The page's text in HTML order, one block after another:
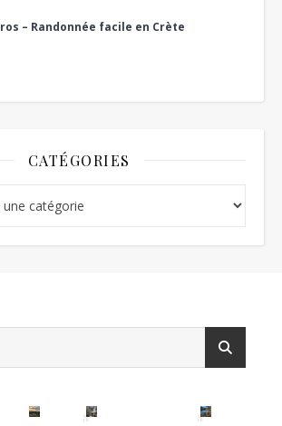
– Randonnée facile en Crète
CATÉGORIES